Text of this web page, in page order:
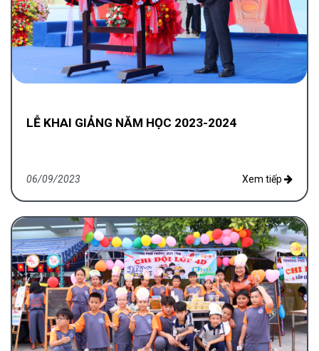
LỄ KHAI GIẢNG NĂM HỌC 2023-2024
06/09/2023 Xem tiếp